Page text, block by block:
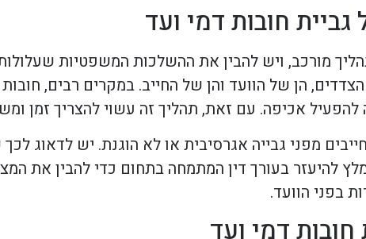
חובות דמי ועד
מורכב, ויש להבין את ההשלכות המשפטיות
הן של הוועד והן של החייב. במקרים רבים,
אכיפה. עם זאת, תהליך זה עשוי להצריך זמן
מפני גבייה אגרסיבית או לא הוגנת. יש לדאוג
להיעזר בעורך דין המתמחה בתחום כדי להבין את
בפני הוועד.
חובות דמי ועד